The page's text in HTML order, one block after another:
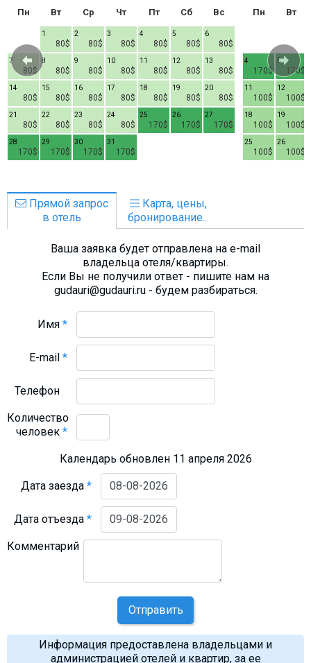
Пн Вт Ср Чт Пт Сб Вс
80$
1
80$
2
80$
3
80$
4
80$
5
80$
6
80$
7
80$
8
80$
9
80$
10
80$
11
80$
12
80$
13
80$
14
80$
15
80$
16
80$
17
80$
18
80$
19
80$
20
80$
21
80$
22
80$
23
80$
24
170$
25
170$
26
170$
27
170$
28
170$
29
170$
30
170$
31
Пн Вт
170$
4
170$
5
100$
11
100$
12
100$
18
100$
19
100$
25
100$
26
Прямой запрос
в отель
Карта, цены,
бронирование...
Ваша заявка будет отправлена на e-mail
владельца отеля/квартиры.
Если Вы не получили ответ - пишите нам на
gudauri@gudauri.ru - будем разбираться.
Имя*
E-mail*
Телефон
Количество
человек*
Календарь обновлен 11 апреля 2026
Дата заезда*
Дата отъезда*
Комментарий
Отправить
Информация предоставлена владельцами и
администрацией отелей и квартир, за ее